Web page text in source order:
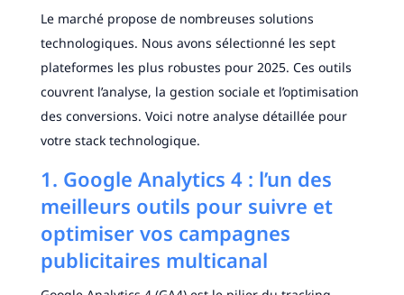
Le marché propose de nombreuses solutions
technologiques. Nous avons sélectionné les sept
plateformes les plus robustes pour 2025. Ces outils
couvrent l’analyse, la gestion sociale et l’optimisation
des conversions. Voici notre analyse détaillée pour
votre stack technologique.
1. Google Analytics 4 : l’un des
meilleurs outils pour suivre et
optimiser vos campagnes
publicitaires multicanal